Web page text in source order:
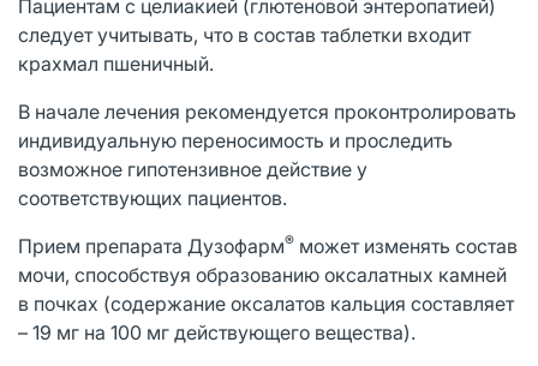
Пациентам с целиакией (глютеновой энтеропатией)
следует учитывать, что в состав таблетки входит
крахмал пшеничный.
В начале лечения рекомендуется проконтролировать
индивидуальную переносимость и проследить
возможное гипотензивное действие у
соответствующих пациентов.
Прием препарата Дузофарм® может изменять состав
мочи, способствуя образованию оксалатных камней
в почках (содержание оксалатов кальция составляет
– 19 мг на 100 мг действующего вещества).